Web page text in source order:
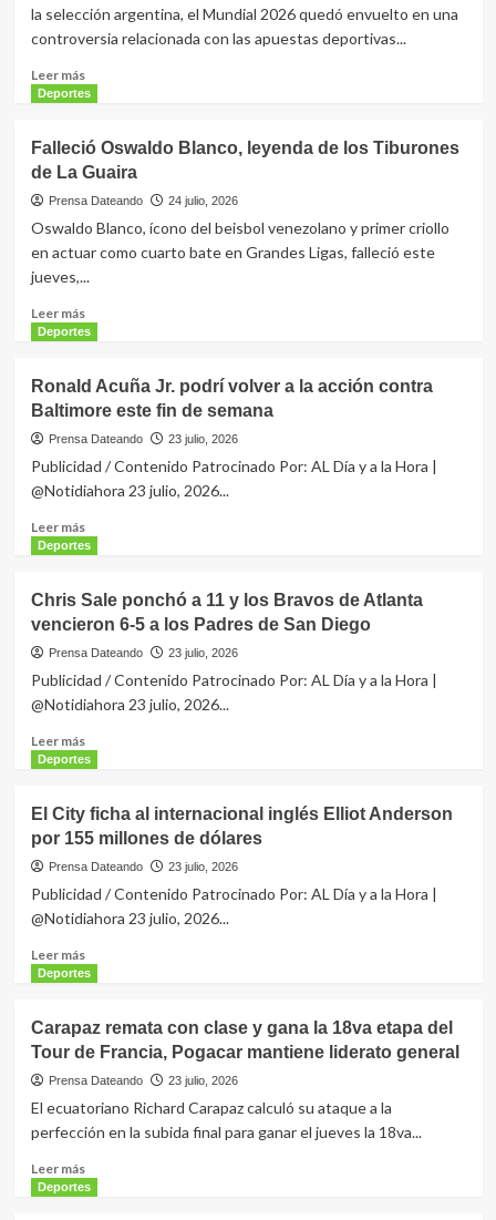
viva
del
mundial,
gana
etapa
19
su
quinto
Francia
la selección argentina, el Mundial 2026 quedó envuelto en una
controversia relacionada con las apuestas deportivas...
Leer másLeer
más
‘7
alertas
amarillas’
por
y
amaños
partidos
que
un
estudio
Mundial
Deportes
Falleció Oswaldo Blanco, leyenda de los Tiburones
de La Guaira
Prensa Dateando 24 julio, 2026
Oswaldo Blanco, ícono del beisbol venezolano y primer criollo
en actuar como cuarto bate en Grandes Ligas, falleció este
jueves,...
Leer másLeer
más
Oswaldo
Blanco,
leyenda
de
Tiburones
La
Deportes
Ronald Acuña Jr. podrí volver a la acción contra
Baltimore este fin de semana
Prensa Dateando 23 julio, 2026
Publicidad / Contenido Patrocinado Por: AL Día y a la Hora |
@Notidiahora 23 julio, 2026...
Leer másLeer
más
Acuña
Jr.
podrí
volver
la
contra
fin
de
semana
Deportes
Chris Sale ponchó a 11 y los Bravos de Atlanta
vencieron 6-5 a los Padres de San Diego
Prensa Dateando 23 julio, 2026
Publicidad / Contenido Patrocinado Por: AL Día y a la Hora |
@Notidiahora 23 julio, 2026...
Leer másLeer
más
Sale
ponchó
a
11
los
de
6-
5
a
Padres
de
Diego
Deportes
El City ficha al internacional inglés Elliot Anderson
por 155 millones de dólares
Prensa Dateando 23 julio, 2026
Publicidad / Contenido Patrocinado Por: AL Día y a la Hora |
@Notidiahora 23 julio, 2026...
Leer másLeer
más
City
ficha
al
internacional
Elliot
por
Deportes
Carapaz remata con clase y gana la 18va etapa del
Tour de Francia, Pogacar mantiene liderato general
Prensa Dateando 23 julio, 2026
El ecuatoriano Richard Carapaz calculó su ataque a la
perfección en la subida final para ganar el jueves la 18va...
Leer másLeer
más
Deportes